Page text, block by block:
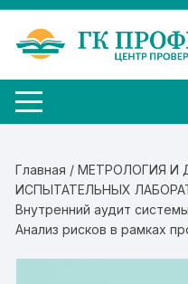
Перейти
содержимому
Главная /МЕТРОЛОГИЯ И
ИСПЫТАТЕЛЬНЫХ
Внутренний аудит
Анализ рисков в рамках